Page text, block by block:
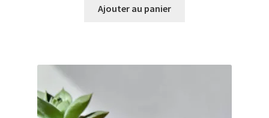
Ajouter au panier